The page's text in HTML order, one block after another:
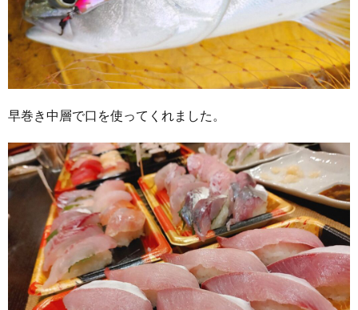
早巻き中層で口を使ってくれました。